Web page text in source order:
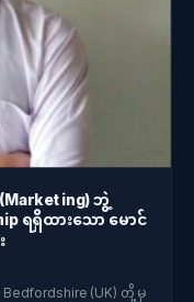
ဘွဲ့
ရရှိထားသော မောင်
Bedfordshire (UK) တို့မှ